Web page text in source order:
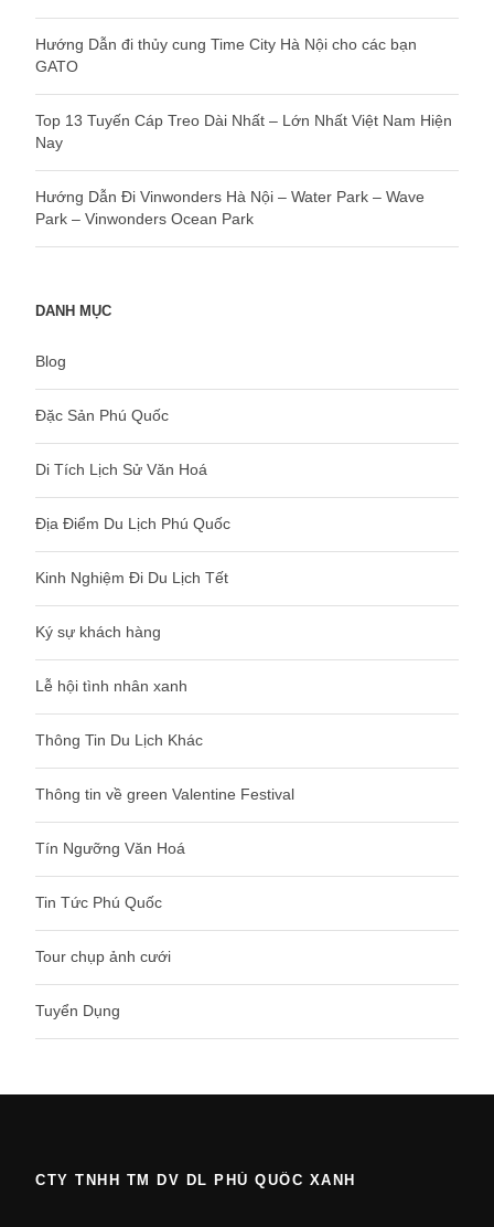
Hướng Dẫn đi thủy cung Time City Hà Nội cho các bạn
GATO
Top 13 Tuyến Cáp Treo Dài Nhất – Lớn Nhất Việt Nam Hiện
Nay
Hướng Dẫn Đi Vinwonders Hà Nội – Water Park – Wave
Park – Vinwonders Ocean Park
DANH MỤC
Blog
Đặc Sản Phú Quốc
Di Tích Lịch Sử Văn Hoá
Địa Điểm Du Lịch Phú Quốc
Kinh Nghiệm Đi Du Lịch Tết
Ký sự khách hàng
Lễ hội tình nhân xanh
Thông Tin Du Lịch Khác
Thông tin về green Valentine Festival
Tín Ngưỡng Văn Hoá
Tin Tức Phú Quốc
Tour chụp ảnh cưới
Tuyển Dụng
CTY TNHH TM DV DL PHÚ QUỐC XANH